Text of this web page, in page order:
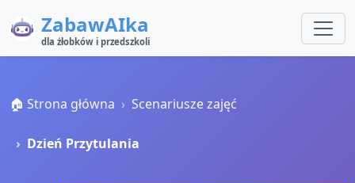
ZabawAIka
dla żłobków i przedszkoli
🏠 Strona główna Scenariusze zajęć
Dzień Przytulania